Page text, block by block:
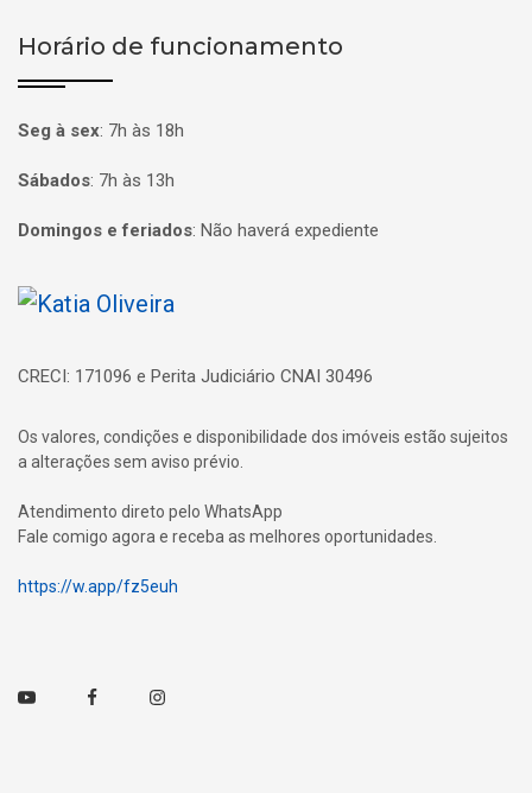
Horário de funcionamento
Seg à sex: 7h às 18h
Sábados: 7h às 13h
Domingos e feriados: Não haverá expediente
Página inicial
CRECI: 171096 e Perita Judiciário CNAI 30496
Os valores, condições e disponibilidade dos imóveis estão sujeitos
a alterações sem aviso prévio.
Atendimento direto pelo WhatsApp
Fale comigo agora e receba as melhores oportunidades.
https://w.app/fz5euh
Youtube FacebookInstagram